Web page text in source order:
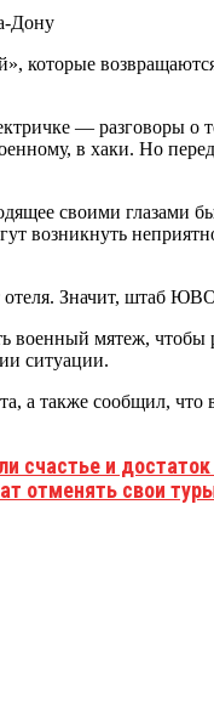
которые
— разговоры
в хаки. Но
своими глазами
возникнуть
Значит, штаб ЮВО
мятеж, чтобы
ситуации.
а также сообщил,
счастье и
отменять свои